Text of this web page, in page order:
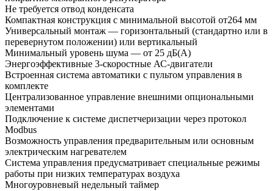
Не требуется отвод конденсата
Компактная конструкция с минимальной высотой от264 мм
Универсальный монтаж — горизонтальный (стандартно или в
перевернутом положении) или вертикальный
Минимальный уровень шума — от 25 дБ(А)
Энергоэффективные 3-скоростные АС-двигатели
Встроенная система автоматики с пультом управления в
комплекте
Централизованное управление внешними опциональными
элементами
Подключение к системе диспетчеризации через протокол
Modbus
Возможность управления предварительным или основным
электрическим нагревателем
Система управления предусматривает специальные режимы
работы при низких температурах воздуха
Многоуровневый недельный таймер